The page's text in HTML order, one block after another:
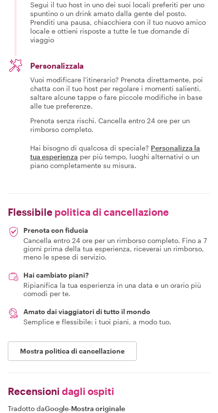
Segui il tuo host in uno dei suoi locali preferiti per uno
spuntino o un drink amato dalla gente del posto.
Prenditi una pausa, chiacchiera con il tuo nuovo amico
locale e ottieni risposte a tutte le tue domande di
viaggio
Personalizzala
Vuoi modificare l'itinerario? Prenota direttamente, poi
chatta con il tuo host per regolare i momenti salienti,
saltare alcune tappe o fare piccole modifiche in base
alle tue preferenze.
Prenota senza rischi. Cancella entro 24 ore per un
rimborso completo.
Hai bisogno di qualcosa di speciale? Personalizza la
tua esperienza per più tempo, luoghi alternativi o un
piano completamente su misura.
Flessibile politica di cancellazione
Prenota con fiducia
Cancella entro 24 ore per un rimborso completo. Fino a 7
giorni prima della tua esperienza, riceverai un rimborso,
meno le spese di servizio.
Hai cambiato piani?
Ripianifica la tua esperienza in una data e un orario più
comodi per te.
Amato dai viaggiatori di tutto il mondo
Semplice e flessibile: i tuoi piani, a modo tuo.
Mostra politica di cancellazione
Recensioni dagli ospiti
Tradotto daGoogle-Mostra originale